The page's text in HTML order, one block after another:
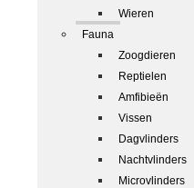
Wieren
Fauna
Zoogdieren
Reptielen
Amfibieën
Vissen
Dagvlinders
Nachtvlinders
Microvlinders